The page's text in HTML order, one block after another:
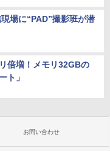
場に“PAD”撮影班が潜
倍増！メモリ32GBの
ト」
お問い合わせ